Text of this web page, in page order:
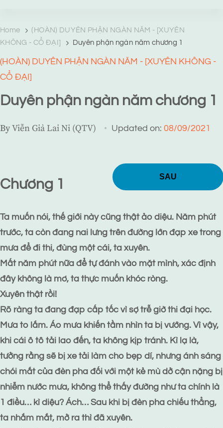
Home
(HOÀN) DUYÊN PHẬN NGÀN NĂM - [XUYÊN
KHÔNG - CỔ ĐẠI]
Duyên phận ngàn năm chương 1
(HOÀN) DUYÊN PHẬN NGÀN NĂM - [XUYÊN KHÔNG -
CỔ ĐẠI]
Duyên phận ngàn năm chương 1
ByViễn Giả Lai Ni (QTV) Updated on: 08/09/2021
SAU
Chương 1
Ta muốn nói, thế giới này cũng thật ảo diệu. Năm phút
trước, ta còn đang nai lưng trên đường lớn đạp xe trong
mưa để đi thi, đùng một cái, ta xuyên.
Mất năm phút nữa để tự đánh vào mặt mình, xác định
đây không là mơ, ta thực muốn khóc ròng.
Xuyên thật rồi!
Rõ ràng ta đang đạp cấp tốc vì sợ trễ giờ thi đại học.
Mưa to lắm. Áo mưa khiến tầm nhìn ta bị vướng. Vì vậy,
khi cái ô tô tải lao đến, ta không kịp tránh. Kì lạ là,
tưởng rằng sẽ bị xe tải làm cho bẹp dí, nhưng ánh sáng
chói mắt của đèn pha đối với một kẻ mù dở cận nặng bị
nhiễm nước mưa, không thể thấy đường như ta chính là
1 điều… kì diệu? Ách… Sau khi bị đèn pha chiếu thẳng,
ta nhắm mắt, mở ra thì đã xuyên.